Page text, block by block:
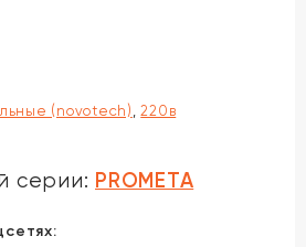
(novotech) ,220в
серии: PROMETA